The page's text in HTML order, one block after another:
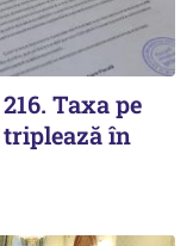
Taxa pe
triplează în